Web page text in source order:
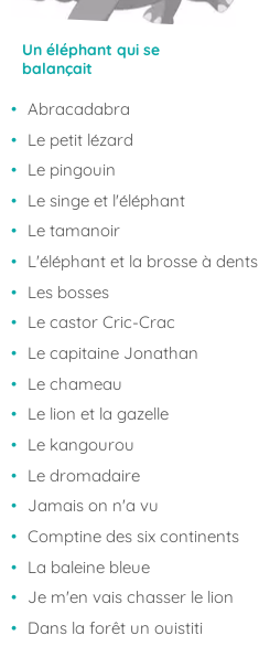
Un éléphant qui se
balançait
Abracadabra
Le petit lézard
Le pingouin
Le singe et l'éléphant
Le tamanoir
L'éléphant et la brosse à dents
Les bosses
Le castor Cric-Crac
Le capitaine Jonathan
Le chameau
Le lion et la gazelle
Le kangourou
Le dromadaire
Jamais on n'a vu
Comptine des six continents
La baleine bleue
Je m'en vais chasser le lion
Dans la forêt un ouistiti